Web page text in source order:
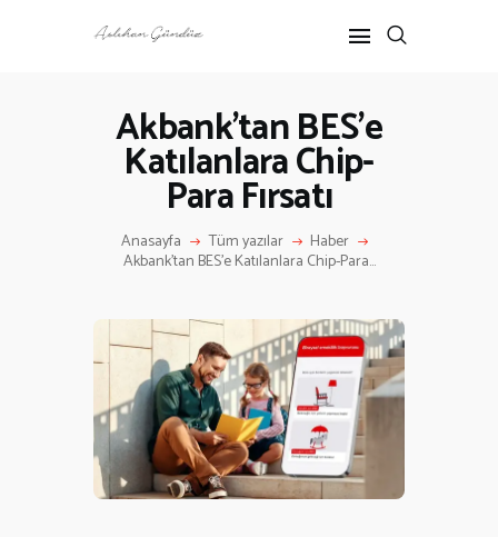
Akbank’tan BES’e
Katılanlara Chip-
Para Fırsatı
Anasayfa Tüm yazılar Haber
Akbank’tan BES’e Katılanlara Chip-Para...
ANASAYFA
RÖPORTAJ
ANNE-ÇOCUK
KÜLTÜR SANAT
İLETIŞIM